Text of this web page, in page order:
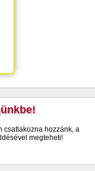
csatlakozna hozzánk, a
megteheti!